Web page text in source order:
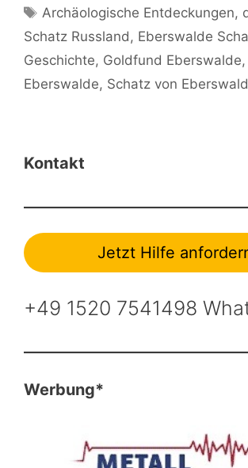
Schlagwörter
Archäologische Entdeckungen,
Schatz Russland , Eberswalde
Geschichte, Goldfund Eberswalde,
Eberswalde, Schatz von
Kontakt
Jetzt Hilfe
+49 1520 7541498
Werbung*